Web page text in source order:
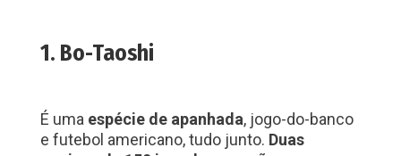
1. Bo-Taoshi
É uma espécie de apanhada, jogo-do-banco
e futebol americano, tudo junto. Duas